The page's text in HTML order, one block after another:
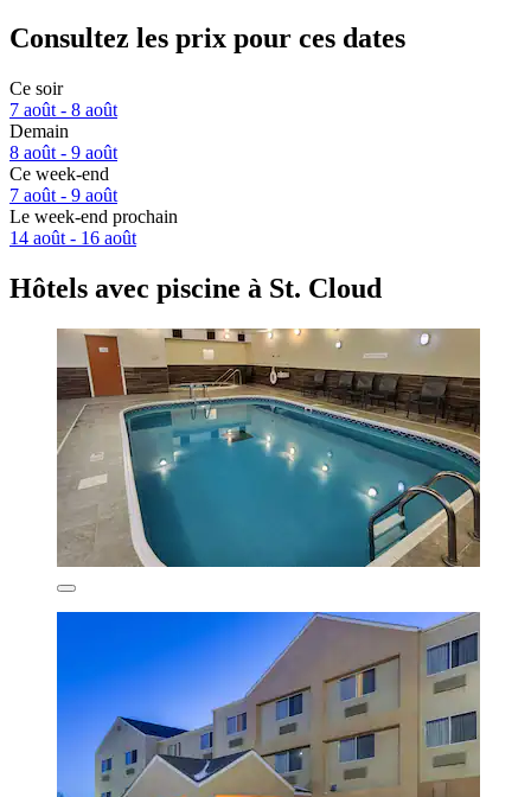
Consultez les prix pour ces dates
Ce soir
7 août - 8 août
Demain
8 août - 9 août
Ce week-end
7 août - 9 août
Le week-end prochain
14 août - 16 août
Hôtels avec piscine à St. Cloud